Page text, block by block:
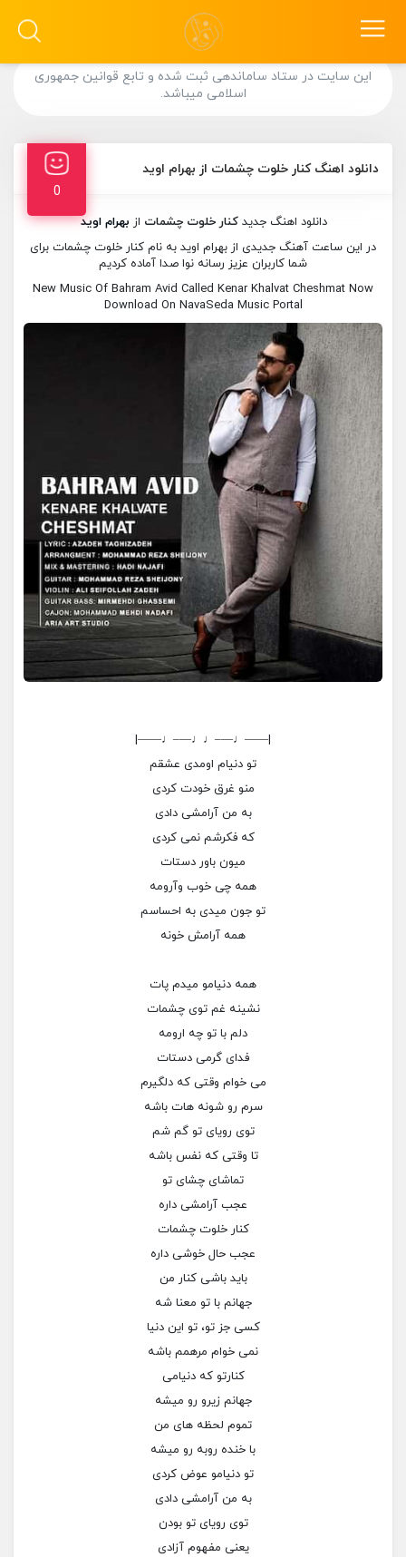
این سایت در ستاد ساماندهی ثبت شده و تابع قوانین جمهوری
اسلامی میباشد.
دانلود اهنگ کنار خلوت چشمات از بهرام اوید
0
دانلود اهنگ جدید کنار خلوت چشمات از بهرام اوید
در این ساعت آهنگ جدیدی از بهرام اوید به نام کنار خلوت چشمات برای
شما کاربران عزیز رسانه نوا صدا آماده کردیم
New Music Of Bahram Avid Called Kenar Khalvat Cheshmat Now
Download On NavaSeda Music Portal
|——♩—–♩♩—–♩——|
تو دنیام اومدی عشقم
منو غرق خودت کردی
به من آرامشی دادی
که فکرشم نمی کردی
میون باور دستات
همه چی خوب وآرومه
تو جون میدی به احساسم
همه آرامش خونه
همه دنیامو میدم پات
نشینه غم توی چشمات
دلم با تو چه ارومه
فدای گرمی دستات
می خوام وقتی که دلگیرم
سرم رو شونه هات باشه
توی رویای تو گم شم
تا وقتی که نفس باشه
تماشای چشای تو
عجب آرامشی داره
کنار خلوت چشمات
عجب حال خوشی داره
باید باشی کنار من
جهانم با تو معنا شه
کسی جز تو، تو این دنیا
نمی خوام مرهمم باشه
کنارتو که دنیامی
جهانم زیرو رو میشه
تموم لحظه های من
با خنده روبه رو میشه
تو دنیامو عوض کردی
به من آرامشی دادی
توی رویای تو بودن
یعنی مفهوم آزادی